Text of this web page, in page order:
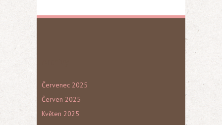
Červenec 2025
Červen 2025
Květen 2025